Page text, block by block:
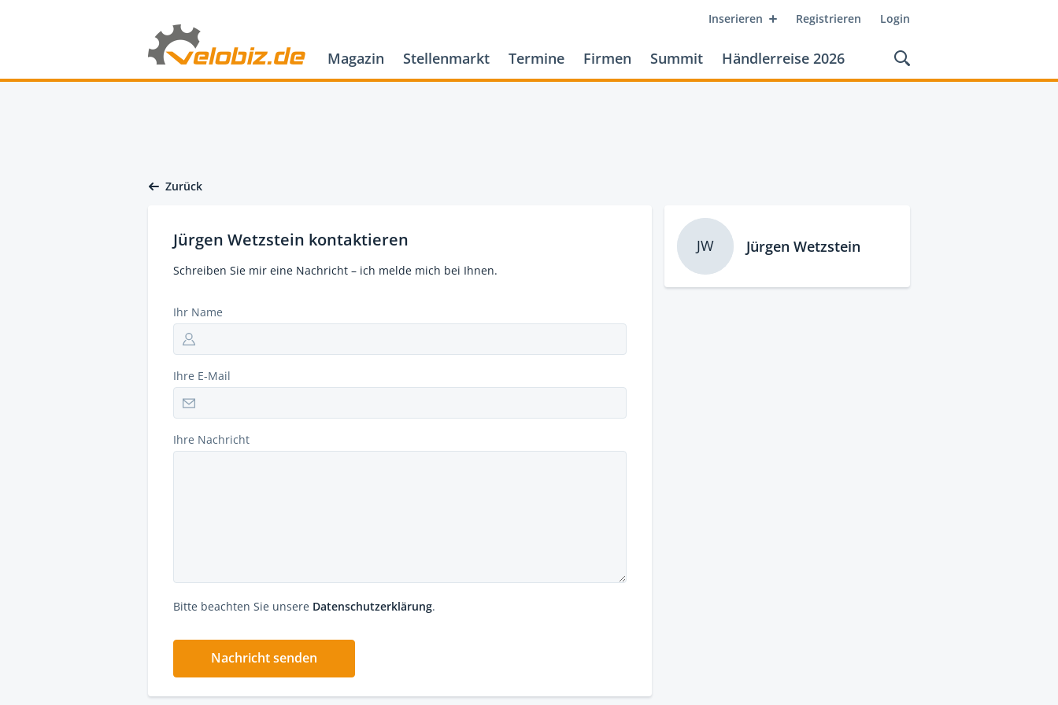
Inserieren Registrieren Login
Magazin Stellenmarkt Termine Firmen Summit Händlerreise 2026
Zurück
Jürgen Wetzstein kontaktieren
Schreiben Sie mir eine Nachricht – ich melde mich bei Ihnen.
Ihr Name
Ihre E-Mail
Ihre Nachricht
Bitte beachten Sie unsere Datenschutzerklärung.
Nachricht senden
JW Jürgen Wetzstein